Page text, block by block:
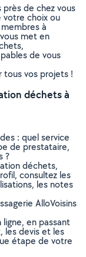
de chez vous
votre choix ou
à
met en
de vous
tous vos projets !
déchets à
: quel service
de prestataire,
?
déchets,
consultez les
les notes
AlloVoisins
en passant
les devis et les
étape de votre